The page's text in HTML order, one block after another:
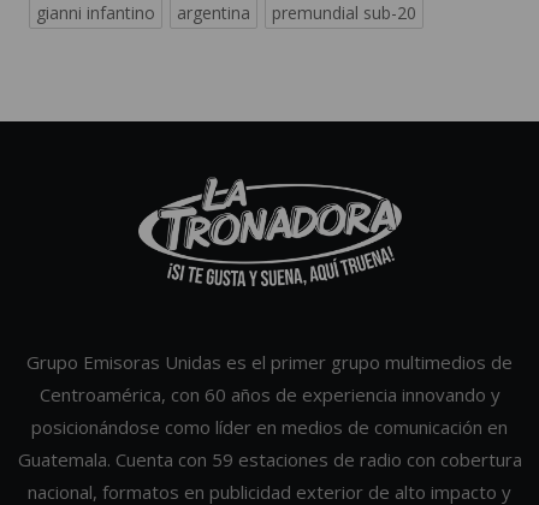
gianni infantino
argentina premundial sub-20
Grupo Emisoras Unidas es el primer grupo multimedios de
Centroamérica, con 60 años de experiencia innovando y
posicionándose como líder en medios de comunicación en
Guatemala. Cuenta con 59 estaciones de radio con cobertura
nacional, formatos en publicidad exterior de alto impacto y